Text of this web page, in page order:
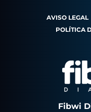
AVISO LEGAL
POLÍTICA
Fibwi